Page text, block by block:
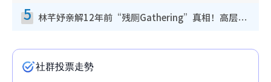
5 林芊妤亲解12年前“残厕Gathering”真相！高层解约一句话重创尊严，至今拒返TVB